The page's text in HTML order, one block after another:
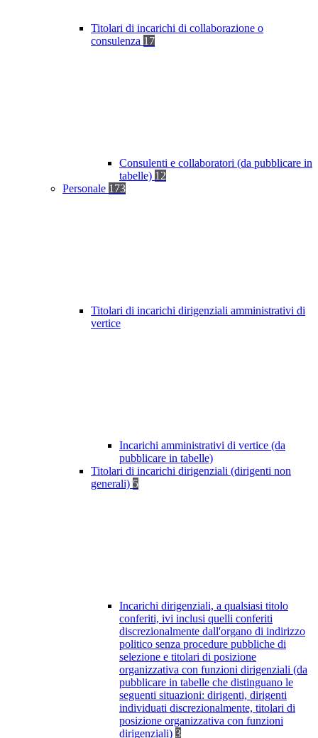
Titolari di incarichi di collaborazione o
consulenza 17
Consulenti e collaboratori (da pubblicare in
tabelle) 12
Personale 173
Titolari di incarichi dirigenziali amministrativi di
vertice
Incarichi amministrativi di vertice (da
pubblicare in tabelle)
Titolari di incarichi dirigenziali (dirigenti non
generali) 5
Incarichi dirigenziali, a qualsiasi titolo
conferiti, ivi inclusi quelli conferiti
discrezionalmente dall'organo di indirizzo
politico senza procedure pubbliche di
selezione e titolari di posizione
organizzativa con funzioni dirigenziali (da
pubblicare in tabelle che distinguano le
seguenti situazioni: dirigenti, dirigenti
individuati discrezionalmente, titolari di
posizione organizzativa con funzioni
dirigenziali) 3